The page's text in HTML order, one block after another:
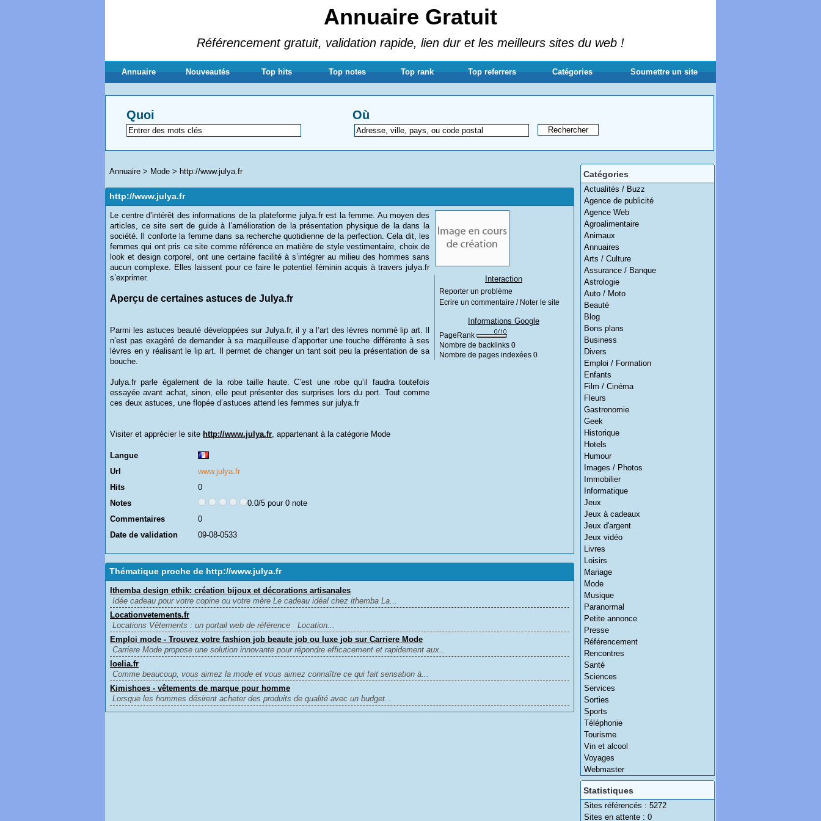
Annuaire Gratuit
Référencement gratuit, validation rapide, lien dur et les meilleurs sites du web !
Annuaire Nouveautés Top hits Top notes Top rank Top referrers Catégories Soumettre un site
Quoi Où
Catégories
Actualités / Buzz
Agence de publicité
Agence Web
Agroalimentaire
Animaux
Annuaires
Arts / Culture
Assurance / Banque
Astrologie
Auto / Moto
Beauté
Blog
Bons plans
Business
Divers
Emploi / Formation
Enfants
Film / Cinéma
Fleurs
Gastronomie
Geek
Historique
Hotels
Humour
Images / Photos
Immobilier
Informatique
Jeux
Jeux à cadeaux
Jeux d'argent
Jeux vidéo
Livres
Loisirs
Mariage
Mode
Musique
Paranormal
Petite annonce
Presse
Référencement
Rencontres
Santé
Sciences
Services
Sorties
Sports
Téléphonie
Tourisme
Vin et alcool
Voyages
Webmaster
Statistiques
Sites référencés : 5272
Sites en attente : 0
Annuaire > Mode > http://www.julya.fr
http://www.julya.fr
Le centre d’intérêt des informations de la plateforme julya.fr est la femme. Au moyen des
articles, ce site sert de guide à l’amélioration de la présentation physique de la dans la
société. Il conforte la femme dans sa recherche quotidienne de la perfection. Cela dit, les
femmes qui ont pris ce site comme référence en matière de style vestimentaire, choix de
look et design corporel, ont une certaine facilité à s’intégrer au milieu des hommes sans
aucun complexe. Elles laissent pour ce faire le potentiel féminin acquis à travers julya.fr
s’exprimer.
Aperçu de certaines astuces de Julya.fr
Parmi les astuces beauté développées sur Julya.fr, il y a l’art des lèvres nommé lip art. Il
n’est pas exagéré de demander à sa maquilleuse d’apporter une touche différente à ses
lèvres en y réalisant le lip art. Il permet de changer un tant soit peu la présentation de sa
bouche.
Julya.fr parle également de la robe taille haute. C’est une robe qu’il faudra toutefois
essayée avant achat, sinon, elle peut présenter des surprises lors du port. Tout comme
ces deux astuces, une flopée d’astuces attend les femmes sur julya.fr
Visiter et apprécier le site http://www.julya.fr, appartenant à la catégorie Mode
Langue
Url
www.julya.fr
Hits
0
Notes
0.0/5 pour 0 note
Commentaires
0
Date de validation
09-08-0533
Interaction
Reporter un problème
Ecrire un commentaire / Noter le site
Informations Google
PageRank
Nombre de backlinks 0
Nombre de pages indexées 0
Thématique proche de http://www.julya.fr
Ithemba design ethik: création bijoux et décorations artisanales
Idée cadeau pour votre copine ou votre mère Le cadeau idéal chez ithemba La...
Locationvetements.fr
Locations Vêtements : un portail web de référence Location...
Emploi mode - Trouvez votre fashion job beaute job ou luxe job sur Carriere Mode
Carriere Mode propose une solution innovante pour répondre efficacement et rapidement aux...
loelia.fr
Comme beaucoup, vous aimez la mode et vous aimez connaître ce qui fait sensation à...
Kimishoes - vêtements de marque pour homme
Lorsque les hommes désirent acheter des produits de qualité avec un budget...